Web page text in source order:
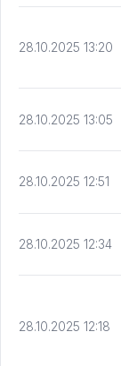
28.10.2025 13:20
28.10.2025 13:05
28.10.2025 12:51
28.10.2025 12:34
28.10.2025 12:18